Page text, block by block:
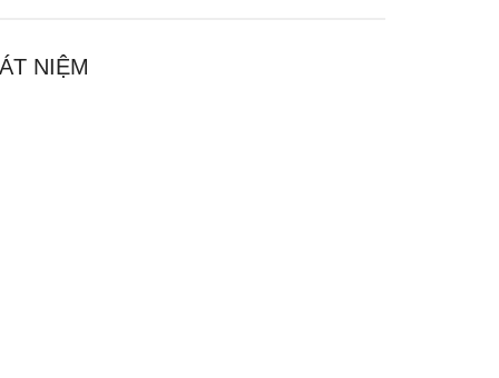
NIỆM